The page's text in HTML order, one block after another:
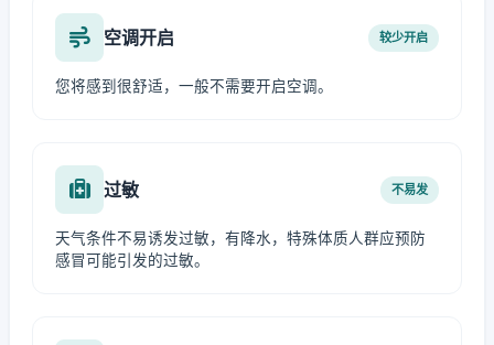
空调开启 较少开启
您将感到很舒适，一般不需要开启空调。
过敏 不易发
天气条件不易诱发过敏，有降水，特殊体质人群应预防
感冒可能引发的过敏。